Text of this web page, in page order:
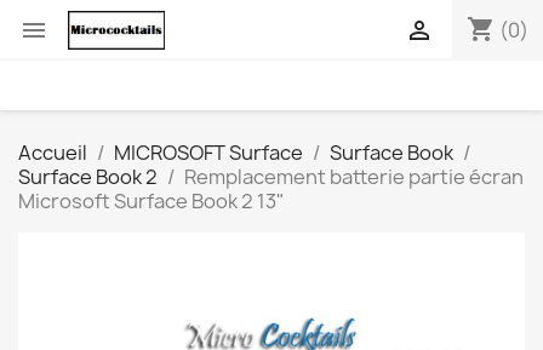
 shopping_cart (0)

Accueil MICROSOFT Surface
Surface Book
Surface Book 2
Remplacement batterie partie écran
Microsoft Surface Book 2 13"